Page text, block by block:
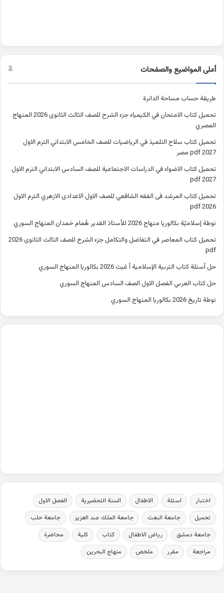
أعلى المواضيع والصفحات
طريقة حساب مساحة الدائرة
تحميل كتاب الامتحان في الكيمياء جزء الشرح للصف الثالث الثانوى 2026 المنهاج
المصري
تحميل كتاب سلاح التلميذ في الرياضيات للصف الخامس الابتدائي الترم الاول
2027 pdf مصر
تحميل كتاب الاضواء في الدراسات الاجتماعية للصف السادس الابتدائي الترم الاول
2027 pdf
تحميل كتاب المرشد فى الفقه الشافعي للصف الاول الاعدادى الازهري الترم الاول
2026 pdf
نوطة إسلاميّة بكالوريا منهاج 2026 للأستاذ القدير هُمام حَمدان المنهاج السوري
تحميل كتاب المعاصر في التفاضل والتكامل جزء الشرح للصف الثالث الثانوى 2026
pdf
حل أسئلة كتاب التربية الإسلامية أ غيث 2026 بكالوريا المنهاج السوري
حل كتاب العربي الفصل الاول الصف السادس المنهاج السوري
نوطة تاريخ 2026 بكالوريا المنهاج السوري
اختبار اسئلة الاطفال السنة التحضيرية
الفصل الاول
تحميل
جامعة البعث جامعة الملك عبد العزيز
جامعة حلب
جامعة دمشق
رياض الاطفال كتاب كلية
محاضرة
مراجعة
مقرر ملخص منهاج البحرين